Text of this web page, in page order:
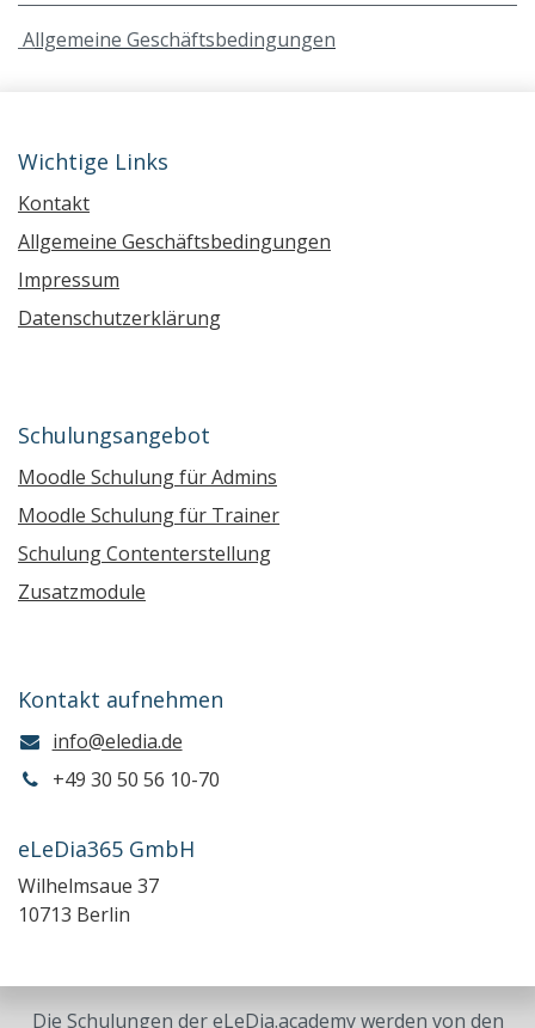
Allgemeine Geschäftsbedingungen
Wichtige Links
Kontakt
Allgemeine Geschäftsbedingungen
Impressum
Datenschutzerklärung
Schulungsangebot
Moodle Schulung für Admins
Moodle Schulung für Trainer
Schulung Contenterstellung
Zusatzmodule
Kontakt aufnehmen
info@eledia.de
+49 30 50 56 10-70
eLeDia365 GmbH
Wilhelmsaue 37
10713 Berlin
Die Schulungen der eLeDia.academy werden von den